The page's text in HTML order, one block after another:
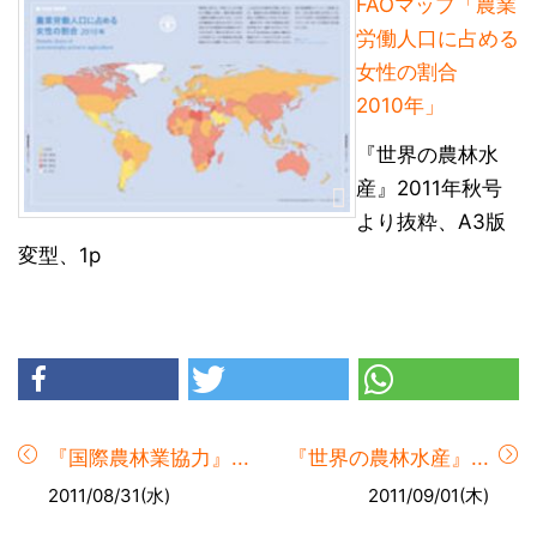
FAOマップ「農業
労働人口に占める
女性の割合
2010年」
『世界の農林水
産』2011年秋号
より抜粋、A3版
変型、1p
『国際農林業協力』...
2011/08/31(水)
『世界の農林水産』...
2011/09/01(木)